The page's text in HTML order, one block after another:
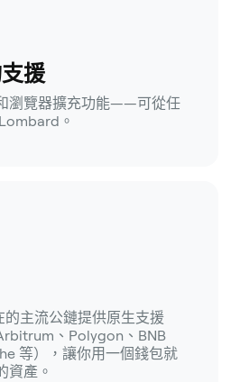
援
瀏覽器擴充功能——可從任
。
主流公鏈提供原生支援
、Polygon、BNB
等），讓你用一個錢包就
資產。